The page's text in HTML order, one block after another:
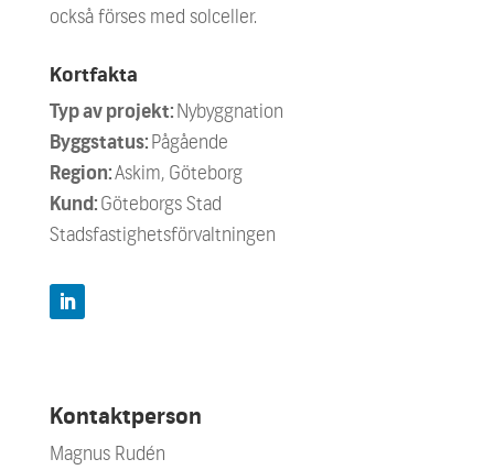
också förses med solceller.
Kortfakta
Typ av projekt:Nybyggnation
Byggstatus:Pågående
Region:Askim, Göteborg
Kund:Göteborgs Stad
Stadsfastighetsförvaltningen
Kontaktperson
Magnus Rudén